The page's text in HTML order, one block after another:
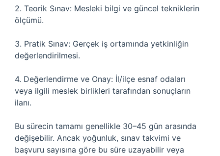
2. Teorik Sınav: Mesleki bilgi ve güncel tekniklerin
ölçümü.
3. Pratik Sınav: Gerçek iş ortamında yetkinliğin
değerlendirilmesi.
4. Değerlendirme ve Onay: İl/ilçe esnaf odaları
veya ilgili meslek birlikleri tarafından sonuçların
ilanı.
Bu sürecin tamamı genellikle 30–45 gün arasında
değişebilir. Ancak yoğunluk, sınav takvimi ve
başvuru sayısına göre bu süre uzayabilir veya